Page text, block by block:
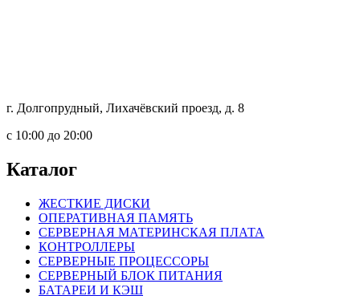
г. Долгопрудный, Лихачёвский проезд, д. 8
c 10:00 до 20:00
Каталог
ЖЕСТКИЕ ДИСКИ
ОПЕРАТИВНАЯ ПАМЯТЬ
СЕРВЕРНАЯ МАТЕРИНСКАЯ ПЛАТА
КОНТРОЛЛЕРЫ
СЕРВЕРНЫЕ ПРОЦЕССОРЫ
СЕРВЕРНЫЙ БЛОК ПИТАНИЯ
БАТАРЕИ И КЭШ